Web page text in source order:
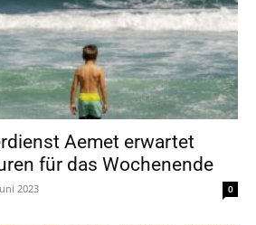
Aemet erwartet
für das Wochenende
2023 0